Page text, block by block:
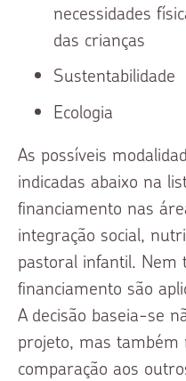
necessidades
das crianças
Sustentabilidade
Ecologia
As possíveis
indicadas abaixo na
financiamento nas
integração social,
pastoral infantil. Nem
financiamento são
A decisão baseia-se
projeto, mas também
comparação aos